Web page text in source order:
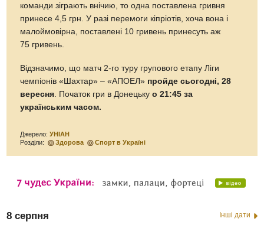
команди зіграють внічию, то одна поставлена гривня
принесе 4,5 грн. У разі перемоги кіпріотів, хоча вона і
малоймовірна, поставлені 10 гривень принесуть аж
75 гривень.
Відзначимо, що матч 2-го туру групового етапу Ліги
чемпіонів «Шахтар» – «АПОЕЛ» пройде сьогодні, 28
вересня . Початок гри в Донецькуо 21:45 за
українським часом.
Джерело:УНІАН
Розділи:
Здорова Спорт в Україні
8 серпня Інші дати